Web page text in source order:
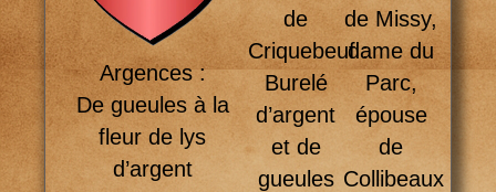
Argences :
De gueules à la
fleur de lys
d’argent
de
Criquebeuf :
Burelé
d’argent
et de
gueules
de Missy,
dame du
Parc,
épouse
de
Collibeaux